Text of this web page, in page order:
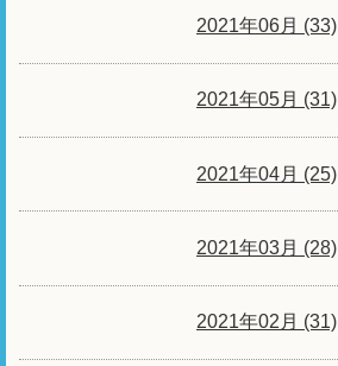
2021年06月 (33)
2021年05月 (31)
2021年04月 (25)
2021年03月 (28)
2021年02月 (31)